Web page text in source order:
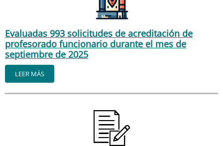
Evaluadas 993 solicitudes de acreditación de
profesorado funcionario durante el mes de
septiembre de 2025
LEER MÁS